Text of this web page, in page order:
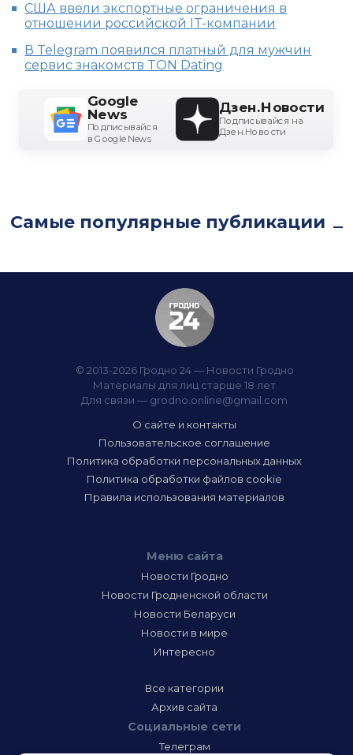
США ввели экспортные ограничения в
отношении российской IT-компании
В Telegram появился платный для мужчин
сервис знакомств TON Dating
Google
News
Подписывайся
в Google News
Дзен.Новости
Подписывайся на
Дзен.Новости
Самые популярные публикации
© 2013-2026 Гродно 24 — Новости Гродно
Материалы для лиц старше 18 лет
Для связи — grodno.online@gmail.com
О сайте и контакты
Пользовательское соглашение
Политика обработки персональных данных
Политика обработки файлов cookie
Правила использования материалов
Меню сайта
Новости Гродно
Новости Гродненской области
Новости Беларуси
Новости в мире
Интересно
Все категории
Архив сайта
Социальные сети
Телеграм